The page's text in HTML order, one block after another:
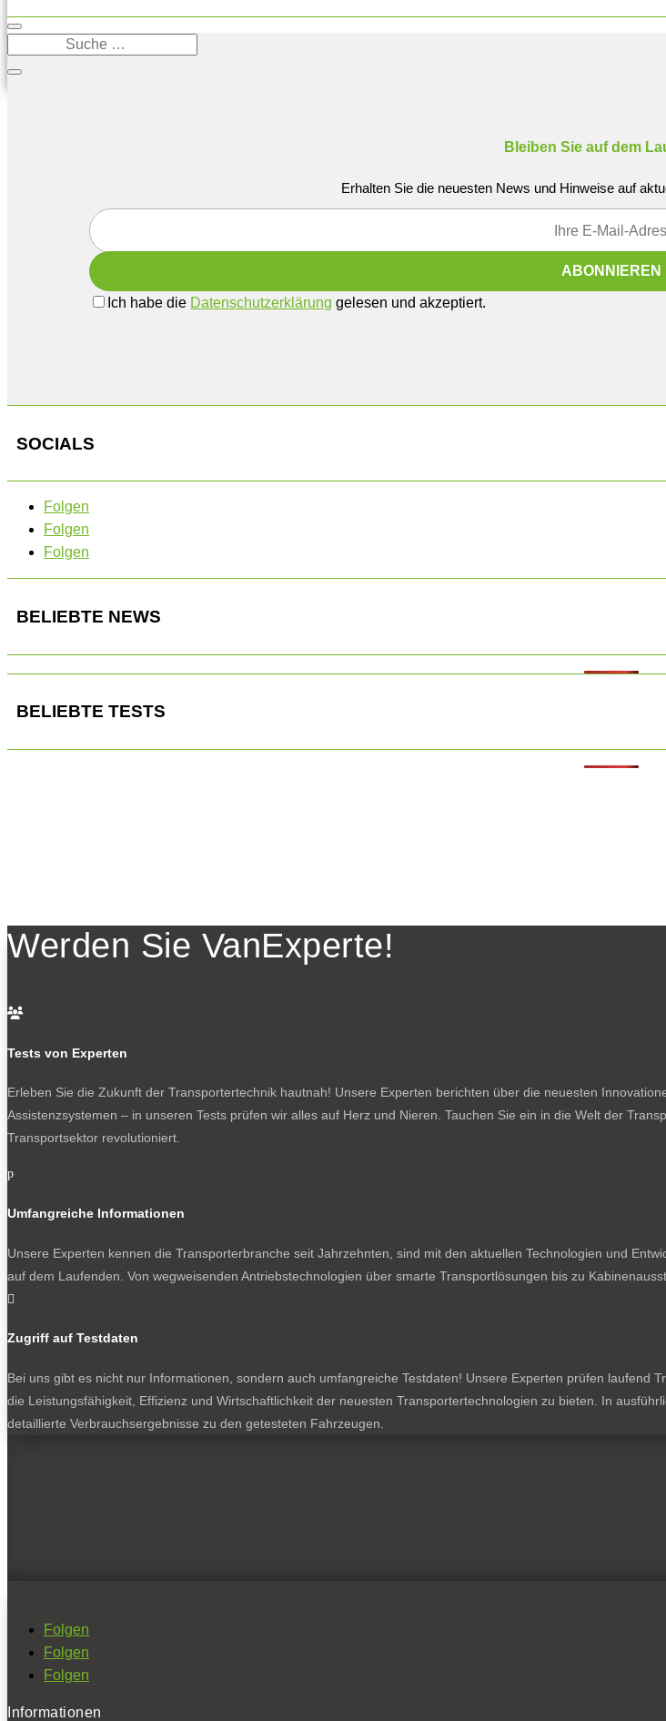
Bleiben Sie auf dem
Erhalten Sie die neuesten News und Hinweise auf
Ich habe die Datenschutzerklärung gelesen und akzeptiert.
SOCIALS
Folgen
Folgen
Folgen
BELIEBTE NEWS
BELIEBTE TESTS
Werden Sie VanExperte!

Tests von Experten
Erleben Sie die Zukunft der Transportertechnik hautnah! Unsere Experten berichten über die neuesten
Assistenzsystemen – in unseren Tests prüfen wir alles auf Herz und Nieren. Tauchen Sie ein in die Welt der
Transportsektor revolutioniert.
p
Umfangreiche Informationen
Unsere Experten kennen die Transporterbranche seit Jahrzehnten, sind mit den aktuellen Technologien und
auf dem Laufenden. Von wegweisenden Antriebstechnologien über smarte Transportlösungen bis zu

Zugriff auf Testdaten
Bei uns gibt es nicht nur Informationen, sondern auch umfangreiche Testdaten! Unsere Experten prüfen laufend
die Leistungsfähigkeit, Effizienz und Wirtschaftlichkeit der neuesten Transportertechnologien zu bieten. In
detaillierte Verbrauchsergebnisse zu den getesteten Fahrzeugen.
Folgen
Folgen
Folgen
Informationen